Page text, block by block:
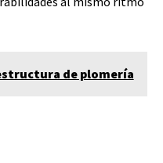
de plomería